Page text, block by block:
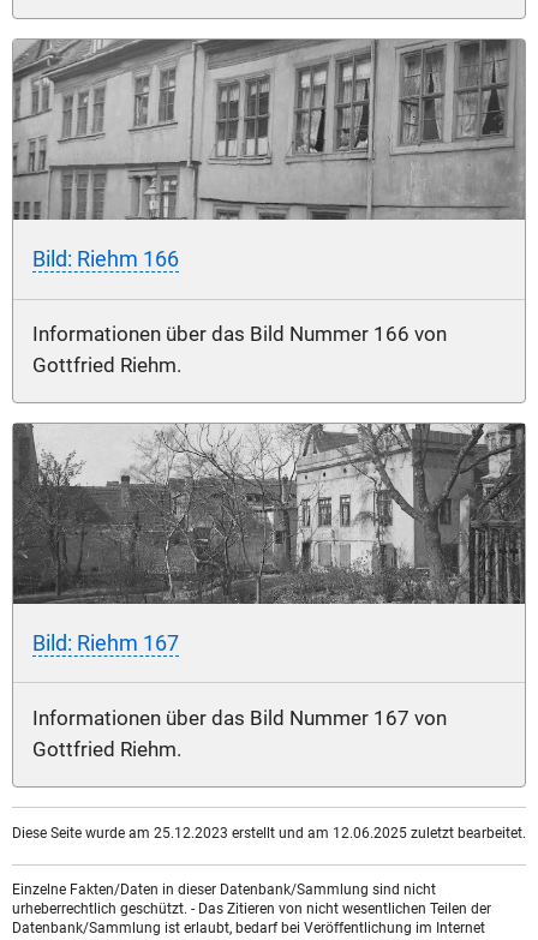
Bild: Riehm 166
Informationen über das Bild Nummer 166 von
Gottfried Riehm.
Bild: Riehm 167
Informationen über das Bild Nummer 167 von
Gottfried Riehm.
Diese Seite wurde am 25.12.2023 erstellt und am 12.06.2025 zuletzt bearbeitet.
Einzelne Fakten/Daten in dieser Datenbank/Sammlung sind nicht
urheberrechtlich geschützt. - Das Zitieren von nicht wesentlichen Teilen der
Datenbank/Sammlung ist erlaubt, bedarf bei Veröffentlichung im Internet